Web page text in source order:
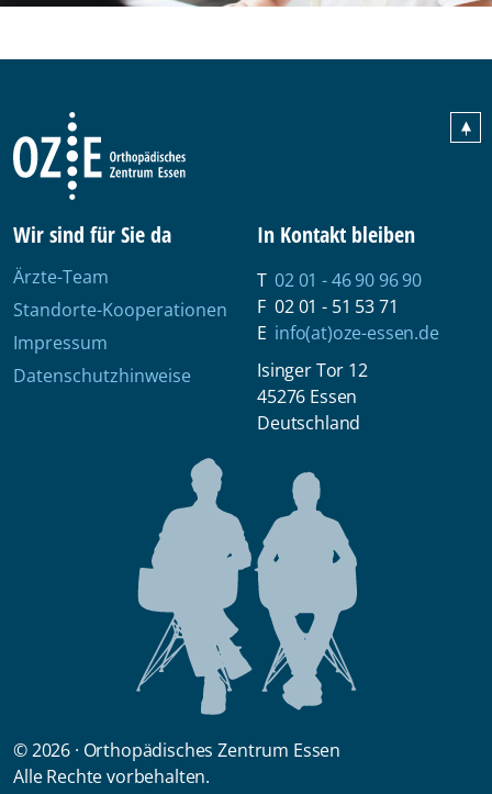
In Kontakt bleiben
02 01 - 46 90 96 90
02 01 - 51 53 71
info(at)oze-essen.de
Isinger Tor 12
45276 Essen
Deutschland
Wir sind für Sie da
navigation
Ärzte-Team
Standorte-Kooperationen
Impressum
Datenschutzhinweise
© 2026 · Orthopädisches Zentrum Essen
Alle Rechte vorbehalten.